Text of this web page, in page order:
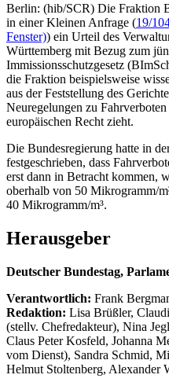
Berlin: (hib/SCR) Die Fraktion
in einer Kleinen Anfrage (19/
Fenster)) ein Urteil des
Württemberg mit Bezug zum
Immissionsschutzgesetz
die Fraktion beispielsweise
aus der Feststellung des
Neuregelungen zu
europäischen Recht zieht.
Die Bundesregierung hatte in
festgeschrieben, dass
erst dann in Betracht kommen,
oberhalb von 50 Mikrogramm/
40 Mikrogramm/m³.
Herausgeber
Deutscher Bundestag,
Verantwortlich: Frank
Redaktion: Lisa Brüßler,
(stellv. Chefredakteur), Nina
Claus Peter Kosfeld, Johanna
vom Dienst), Sandra Schmid,
Helmut Stoltenberg, Alexander